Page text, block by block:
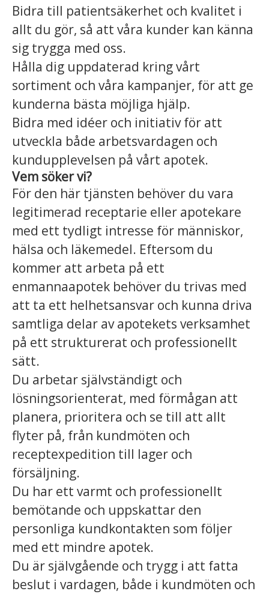
Bidra till patientsäkerhet och kvalitet i
allt du gör, så att våra kunder kan känna
sig trygga med oss.
Hålla dig uppdaterad kring vårt
sortiment och våra kampanjer, för att ge
kunderna bästa möjliga hjälp.
Bidra med idéer och initiativ för att
utveckla både arbetsvardagen och
kundupplevelsen på vårt apotek.
Vem söker vi?
För den här tjänsten behöver du vara
legitimerad receptarie eller apotekare
med ett tydligt intresse för människor,
hälsa och läkemedel. Eftersom du
kommer att arbeta på ett
enmannaapotek behöver du trivas med
att ta ett helhetsansvar och kunna driva
samtliga delar av apotekets verksamhet
på ett strukturerat och professionellt
sätt.
Du arbetar självständigt och
lösningsorienterat, med förmågan att
planera, prioritera och se till att allt
flyter på, från kundmöten och
receptexpedition till lager och
försäljning.
Du har ett varmt och professionellt
bemötande och uppskattar den
personliga kundkontakten som följer
med ett mindre apotek.
Du är självgående och trygg i att fatta
beslut i vardagen, både i kundmöten och